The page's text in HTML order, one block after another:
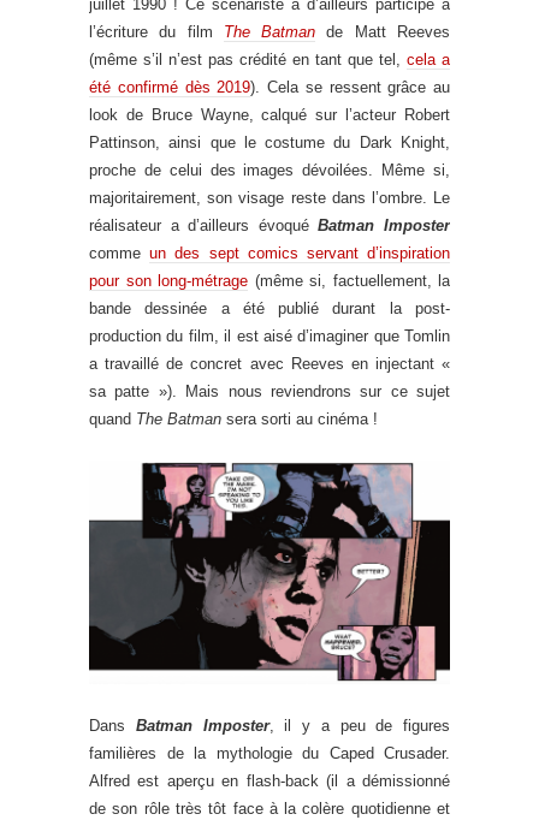
juillet 1990 ! Ce scénariste a d’ailleurs participé à
l’écriture du film The Batman de Matt Reeves
(même s’il n’est pas crédité en tant que tel, cela a
été confirmé dès 2019). Cela se ressent grâce au
look de Bruce Wayne, calqué sur l’acteur Robert
Pattinson, ainsi que le costume du Dark Knight,
proche de celui des images dévoilées. Même si,
majoritairement, son visage reste dans l’ombre. Le
réalisateur a d’ailleurs évoquéBatman Imposter
commeun des sept comics servant d’inspiration
pour son long-métrage (même si, factuellement, la
bande dessinée a été publié durant la post-
production du film, il est aisé d’imaginer que Tomlin
a travaillé de concret avec Reeves en injectant «
sa patte »). Mais nous reviendrons sur ce sujet
quand The Batman sera sorti au cinéma !
Dans Batman Imposter, il y a peu de figures
familières de la mythologie du Caped Crusader.
Alfred est aperçu en flash-back (il a démissionné
de son rôle très tôt face à la colère quotidienne et